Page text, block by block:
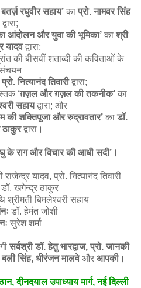
बतर्ज़ रघुवीर सहाय’ काप्रो. नामवर सिंह
द्वारा;
आंदोलन और युवा की भूमिका’ काश्री
यादवद्वारा;
की बीसवीं शताब्दी की कविताओं के
प्रो. नित्यानंद तिवारीद्वारा;
‘ग़ज़ल और ग़ज़ल की तकनीक’ का
सहायद्वारा; और
की शक्तिपूजा और रुद्रावतार’काडॉ.
ठाकुरद्वारा।
के राग और विचार की आधी सदी’।
यादव, प्रो. नित्यानंद तिवारी
डॉ. खगेन्द्र ठाकुर
श्रीमती बिमलेश्वरी सहाय
डॉ. हेमंत जोशी
सुरेश शर्मा
सर्वश्री डॉ. हेतु भारद्वाज, प्रो. जानकी
बली सिंह, धीरंजन मालवेऔर आपकी।
दीनदयाल उपाध्याय मार्ग, नई दिल्ली